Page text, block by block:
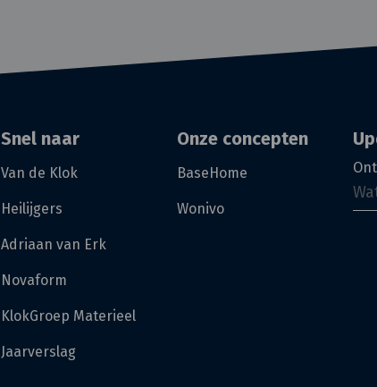
Snel naar
Van de Klok
Heilijgers
Adriaan van Erk
Novaform
KlokGroep Materieel
Jaarverslag
Onze concepten
BaseHome
Wonivo